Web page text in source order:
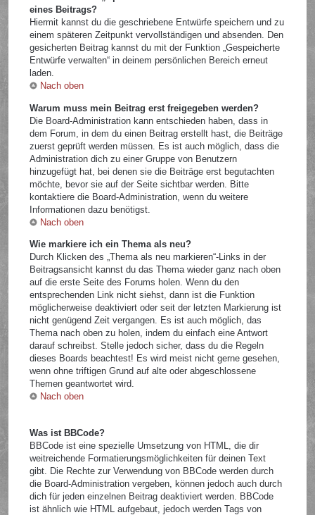
eines Beitrags?
Hiermit kannst du die geschriebene Entwürfe speichern und zu
einem späteren Zeitpunkt vervollständigen und absenden. Den
gesicherten Beitrag kannst du mit der Funktion „Gespeicherte
Entwürfe verwalten“ in deinem persönlichen Bereich erneut
laden.
Nach oben
Warum muss mein Beitrag erst freigegeben werden?
Die Board-Administration kann entschieden haben, dass in
dem Forum, in dem du einen Beitrag erstellt hast, die Beiträge
zuerst geprüft werden müssen. Es ist auch möglich, dass die
Administration dich zu einer Gruppe von Benutzern
hinzugefügt hat, bei denen sie die Beiträge erst begutachten
möchte, bevor sie auf der Seite sichtbar werden. Bitte
kontaktiere die Board-Administration, wenn du weitere
Informationen dazu benötigst.
Nach oben
Wie markiere ich ein Thema als neu?
Durch Klicken des „Thema als neu markieren“-Links in der
Beitragsansicht kannst du das Thema wieder ganz nach oben
auf die erste Seite des Forums holen. Wenn du den
entsprechenden Link nicht siehst, dann ist die Funktion
möglicherweise deaktiviert oder seit der letzten Markierung ist
nicht genügend Zeit vergangen. Es ist auch möglich, das
Thema nach oben zu holen, indem du einfach eine Antwort
darauf schreibst. Stelle jedoch sicher, dass du die Regeln
dieses Boards beachtest! Es wird meist nicht gerne gesehen,
wenn ohne triftigen Grund auf alte oder abgeschlossene
Themen geantwortet wird.
Nach oben
Was ist BBCode?
BBCode ist eine spezielle Umsetzung von HTML, die dir
weitreichende Formatierungsmöglichkeiten für deinen Text
gibt. Die Rechte zur Verwendung von BBCode werden durch
die Board-Administration vergeben, können jedoch auch durch
dich für jeden einzelnen Beitrag deaktiviert werden. BBCode
ist ähnlich wie HTML aufgebaut, jedoch werden Tags von